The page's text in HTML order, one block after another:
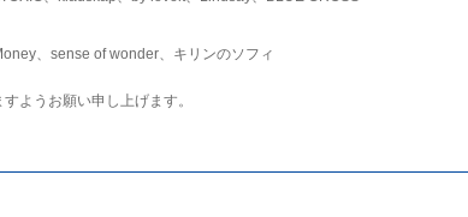
、sense of wonder、キリンのソフィ
ようお願い申し上げます。